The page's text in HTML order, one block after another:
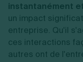
instantanément
un impact
entreprise. Qu'il
ces interactions
autres ont de